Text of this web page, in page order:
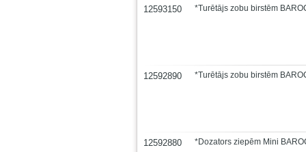
12593150 *Turētājs zobu birstēm
12592890 *Turētājs zobu birstēm
12592880 *Dozators ziepēm Mini